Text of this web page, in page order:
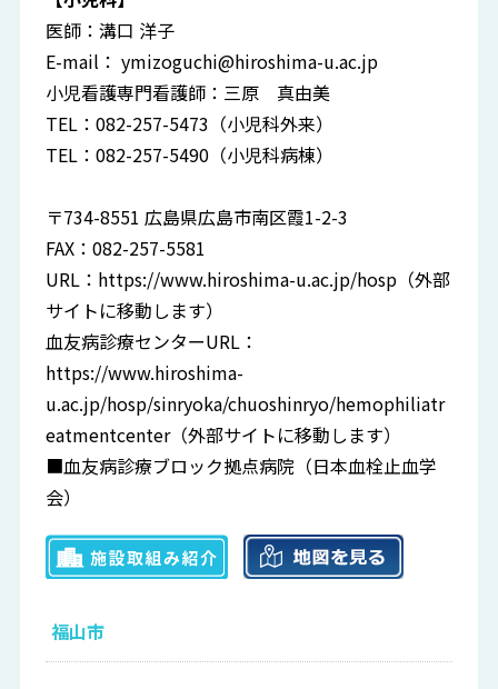
医師：溝口 洋子
E-mail：ymizoguchi@hiroshima-u.ac.jp
小児看護専門看護師：三原 真由美
TEL：082-257-5473（小児科外来）
TEL：082-257-5490（小児科病棟）
〒734-8551 広島県広島市南区霞1-2-3
FAX：082-257-5581
URL： https://www.hiroshima-u.ac.jp/hosp （外部
サイトに移動します）
血友病診療センターURL：
https://www.hiroshima-
u.ac.jp/hosp/sinryoka/chuoshinryo/hemophiliatr
eatmentcenter（外部サイトに移動します）
■血友病診療ブロック拠点病院（日本血栓止血学
会）
福山市